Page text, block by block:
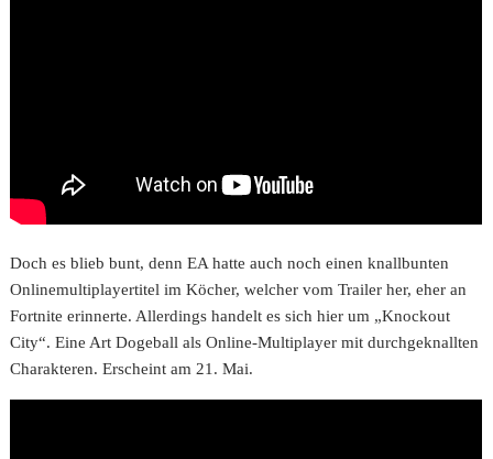
Doch es blieb bunt, denn EA hatte auch noch einen knallbunten
Onlinemultiplayertitel im Köcher, welcher vom Trailer her, eher an
Fortnite erinnerte. Allerdings handelt es sich hier um „Knockout
City“. Eine Art Dogeball als Online-Multiplayer mit durchgeknallten
Charakteren. Erscheint am 21. Mai.